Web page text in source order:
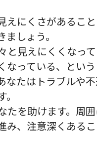
えにくさがあるこ
ましょう。
と見えにくくなっ
なっている、とい
なたはトラブルや
たを助けます。周
み、注意深くある